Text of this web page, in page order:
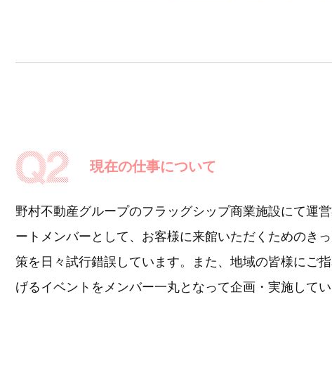
現在の仕事について
野村不動産グループのフラッグシップ商業施設にて運
ートメンバーとして、お客様に来館いただくためのき
策を日々試行錯誤しています。また、地域の皆様にご
げるイベントをメンバー一丸となって企画・実施してい